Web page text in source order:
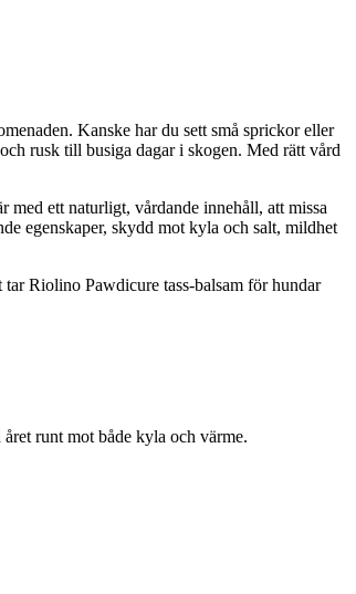
Kanske har du sett små sprickor eller
rusk till busiga dagar i skogen. Med rätt vård
med ett naturligt, vårdande innehåll, att missa
egenskaper, skydd mot kyla och salt, mildhet
Riolino Pawdicure tass-balsam för hundar
runt mot både kyla och värme.